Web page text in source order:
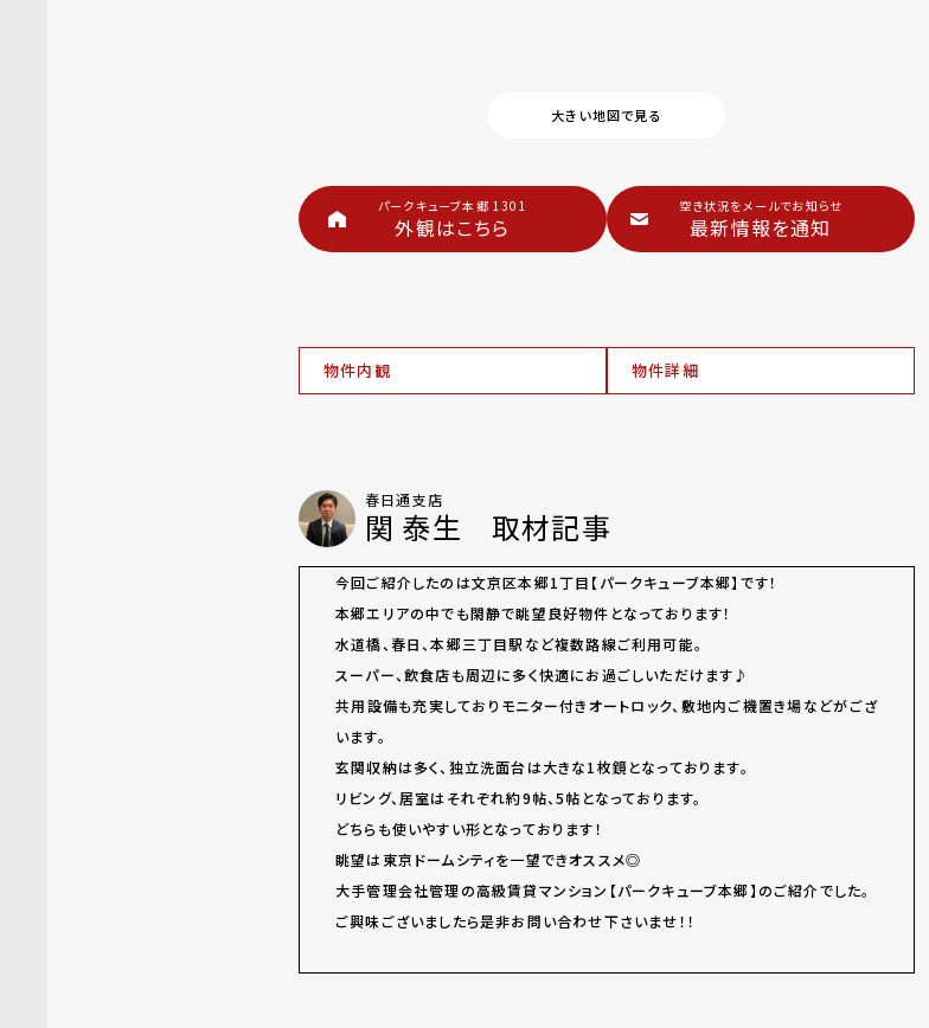
大きい地図で見る
パークキューブ本郷 1301
外観はこちら
空き状況をメールでお知らせ
最新情報を通知
物件内観 物件詳細
春日通支店
関 泰生 取材記事
今回ご紹介したのは文京区本郷1丁目【パークキューブ本郷】です！
本郷エリアの中でも閑静で眺望良好物件となっております！
水道橋、春日、本郷三丁目駅など複数路線ご利用可能。
スーパー、飲食店も周辺に多く快適にお過ごしいただけます♪
共用設備も充実しておりモニター付きオートロック、敷地内ご機置き場などがござ
います。
玄関収納は多く、独立洗面台は大きな1枚鏡となっております。
リビング、居室はそれぞれ約9帖、5帖となっております。
どちらも使いやすい形となっております！
眺望は東京ドームシティを一望できオススメ◎
大手管理会社管理の高級賃貸マンション【パークキューブ本郷】のご紹介でした。
ご興味ございましたら是非お問い合わせ下さいませ！！